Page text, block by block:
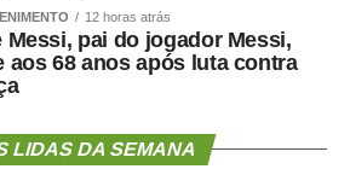
compromisso,
e o Partido Liberal de Mato Grosso
12 horas atrás
Messi, pai do jogador Messi,
aos 68 anos após luta contra
LIDAS DA SEMANA